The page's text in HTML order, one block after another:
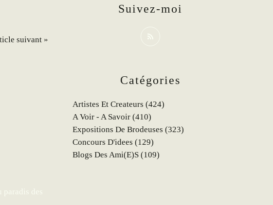
suivant »
Catégories
Artistes Et Createurs (424)
A Voir - A Savoir (410)
Expositions De Brodeuses (323)
Concours D'idees (129)
Blogs Des Ami(e)s (109)
Suivez-moi